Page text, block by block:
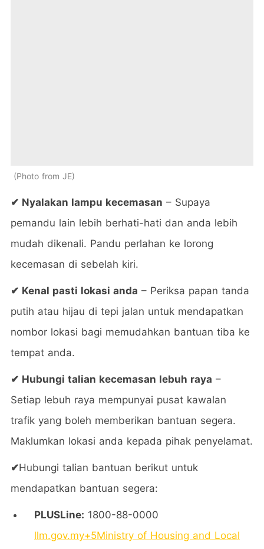
Photo from JE
✔ Nyalakan lampu kecemasan – Supaya
pemandu lain lebih berhati-hati dan anda lebih
mudah dikenali. Pandu perlahan ke lorong
kecemasan di sebelah kiri.
✔ Kenal pasti lokasi anda – Periksa papan tanda
putih atau hijau di tepi jalan untuk mendapatkan
nombor lokasi bagi memudahkan bantuan tiba ke
tempat anda.
✔ Hubungi talian kecemasan lebuh raya –
Setiap lebuh raya mempunyai pusat kawalan
trafik yang boleh memberikan bantuan segera.
Maklumkan lokasi anda kepada pihak penyelamat.
✔Hubungi talian bantuan berikut untuk
mendapatkan bantuan segera:
PLUSLine: 1800-88-0000
llm.gov.my+5Ministry of Housing and Local